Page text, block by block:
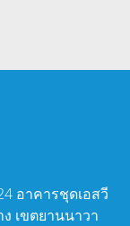
อาคารชุดเอสวี
เขตยานนาวา